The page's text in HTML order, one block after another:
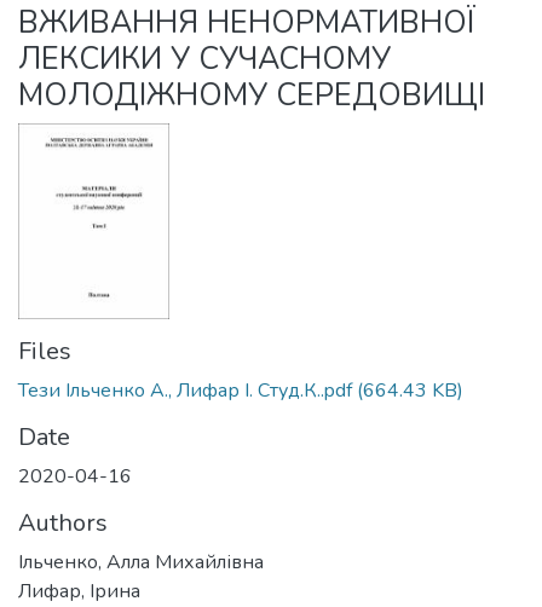
Statistics
ВЖИВАННЯ НЕНОРМАТИВНОЇ
ЛЕКСИКИ У СУЧАСНОМУ
МОЛОДІЖНОМУ СЕРЕДОВИЩІ
Files
Тези Ільченко А., Лифар І. Студ.К..pdf(664.43 KB)
Date
2020-04-16
Authors
Ільченко, Алла Михайлівна
Лифар, Ірина